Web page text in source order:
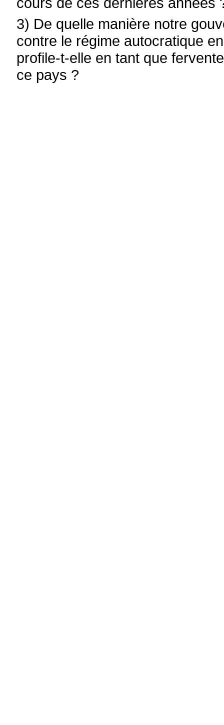
3) De quelle manière notre
contre le régime autocratique
profile-t-elle en tant que
ce pays ?